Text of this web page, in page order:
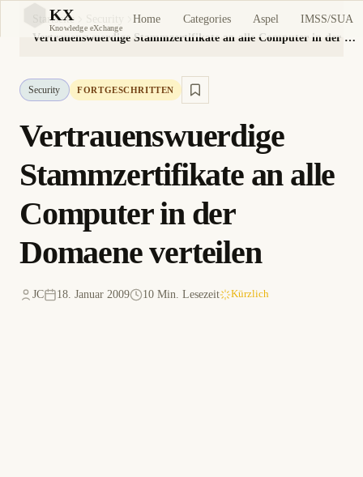
KX
Knowledge eXchange
Home Categories Aspel IMSS/SUA
Startseite
Vertrauenswuerdige Stammzertifikate an alle Computer in der Domaene verteilen
Security FORTGESCHRITTEN
Vertrauenswuerdige
Stammzertifikate an alle
Computer in der
Domaene verteilen
JC 18. Januar 2009 10 Min. Lesezeit Kürzlich